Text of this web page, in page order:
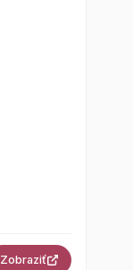
Zobraziť